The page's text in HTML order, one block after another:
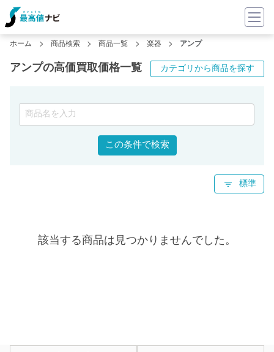
ホーム 商品検索 商品一覧 楽器 アンプ
アンプの高価買取価格一覧 カテゴリから商品を探す
この条件で検索
標準
該当する商品は見つかりませんでした。